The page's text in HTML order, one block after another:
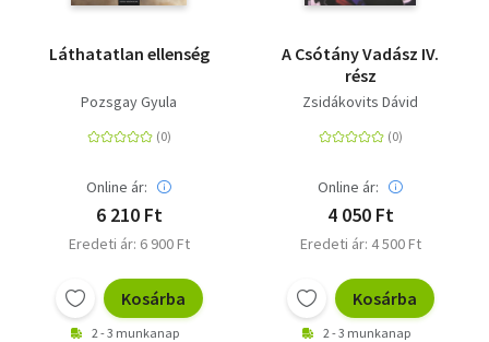
Láthatatlan ellenség
Pozsgay Gyula
Online ár:
6 210 Ft
Eredeti ár: 6 900 Ft
Kosárba
2 - 3 munkanap
A Csótány Vadász IV.
rész
Zsidákovits Dávid
Online ár:
4 050 Ft
Eredeti ár: 4 500 Ft
Kosárba
2 - 3 munkanap